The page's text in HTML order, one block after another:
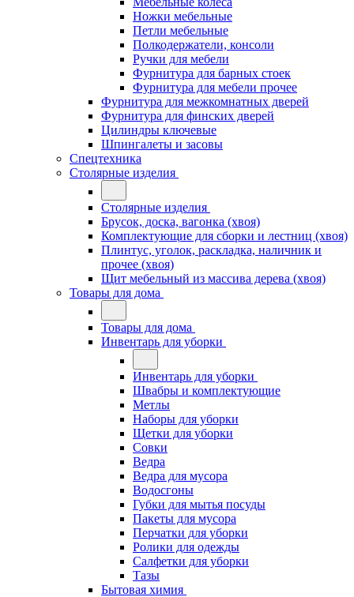
Ножки мебельные
Петли мебельные
Полкодержатели, консоли
Ручки для мебели
Фурнитура для барных стоек
Фурнитура для мебели прочее
Фурнитура для межкомнатных дверей
Фурнитура для финских дверей
Цилиндры ключевые
Шпингалеты и засовы
Спецтехника
Столярные изделия
Столярные изделия
Брусок, доска, вагонка (хвоя)
Комплектующие для сборки и лестниц (хвоя)
Плинтус, уголок, раскладка, наличник и
прочее (хвоя)
Щит мебельный из массива дерева (хвоя)
Товары для дома
Товары для дома
Инвентарь для уборки
Инвентарь для уборки
Швабры и комплектующие
Метлы
Наборы для уборки
Щетки для уборки
Совки
Ведра
Ведра для мусора
Водосгоны
Губки для мытья посуды
Пакеты для мусора
Перчатки для уборки
Ролики для одежды
Салфетки для уборки
Тазы
Бытовая химия